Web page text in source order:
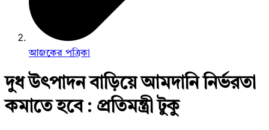
আজকের পত্রিকা
দুধ উৎপাদন বাড়িয়ে আমদানি নির্ভরতা
কমাতে হবে : প্রতিমন্ত্রী টুকু